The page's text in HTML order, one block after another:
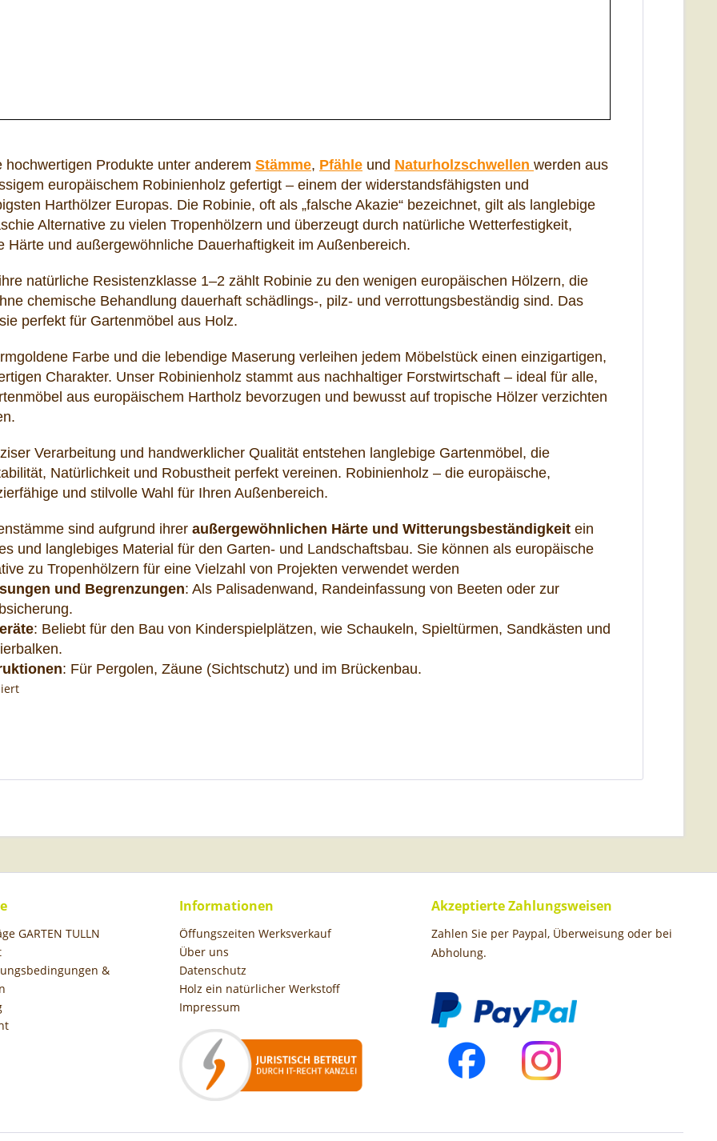
hochwertigen Produkte unter anderem Stämme, Pfähle und Naturholzschwellen werden aus
europäischem Robinienholz gefertigt – einem der widerstandsfähigsten und
Harthölzer Europas. Die Robinie, oft als „falsche Akazie“ bezeichnet, gilt als langlebige
Alternative zu vielen Tropenhölzern und überzeugt durch natürliche Wetterfestigkeit,
Härte und außergewöhnliche Dauerhaftigkeit im Außenbereich.
natürliche Resistenzklasse 1–2 zählt Robinie zu den wenigen europäischen Hölzern, die
chemische Behandlung dauerhaft schädlings-, pilz- und verrottungsbeständig sind. Das
perfekt für Gartenmöbel aus Holz.
Farbe und die lebendige Maserung verleihen jedem Möbelstück einen einzigartigen,
Charakter. Unser Robinienholz stammt aus nachhaltiger Forstwirtschaft – ideal für alle,
aus europäischem Hartholz bevorzugen und bewusst auf tropische Hölzer verzichten
Verarbeitung und handwerklicher Qualität entstehen langlebige Gartenmöbel, die
Natürlichkeit und Robustheit perfekt vereinen. Robinienholz – die europäische,
und stilvolle Wahl für Ihren Außenbereich.
sind aufgrund ihrer außergewöhnlichen Härte und Witterungsbeständigkeit ein
und langlebiges Material für den Garten- und Landschaftsbau. Sie können als europäische
zu Tropenhölzern für eine Vielzahl von Projekten verwendet werden
und Begrenzungen: Als Palisadenwand, Randeinfassung von Beeten oder zur
: Beliebt für den Bau von Kinderspielplätzen, wie Schaukeln, Spieltürmen, Sandkästen und
: Für Pergolen, Zäune (Sichtschutz) und im Brückenbau.
GARTEN TULLN
&
Informationen
Öffungszeiten Werksverkauf
Über uns
Datenschutz
Holz ein natürlicher Werkstoff
Impressum
Akzeptierte Zahlungsweisen
Zahlen Sie per Paypal, Überweisung oder bei
Abholung.